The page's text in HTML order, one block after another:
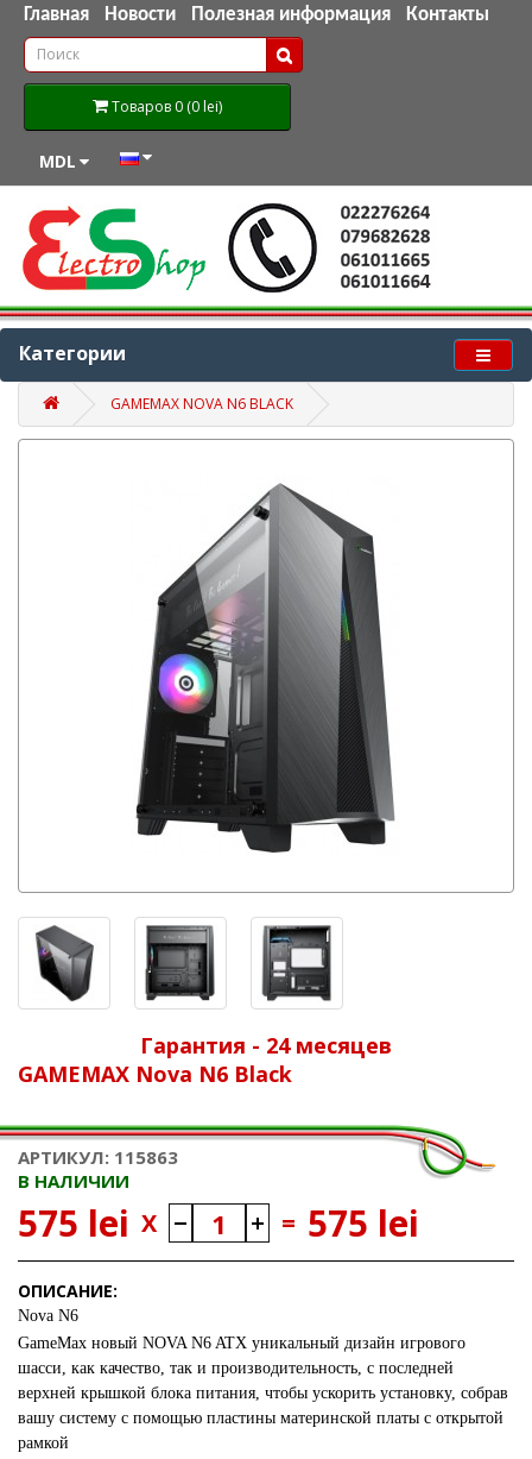
Главная Новости Полезная информация Контакты
Товаров 0 (0 lei)
MDL
Категории
GAMEMAX NOVA N6 BLACK
Гарантия - 24 месяцев
GAMEMAX Nova N6 Black
АРТИКУЛ: 115863
В НАЛИЧИИ
575 lei X = 575 lei
ОПИСАНИЕ:
Nova N6
GameMax новый NOVA N6 ATX уникальный дизайн игрового
шасси, как качество, так и производительность, с последней
верхней крышкой блока питания, чтобы ускорить установку, собрав
вашу систему с помощью пластины материнской платы с открытой
рамкой